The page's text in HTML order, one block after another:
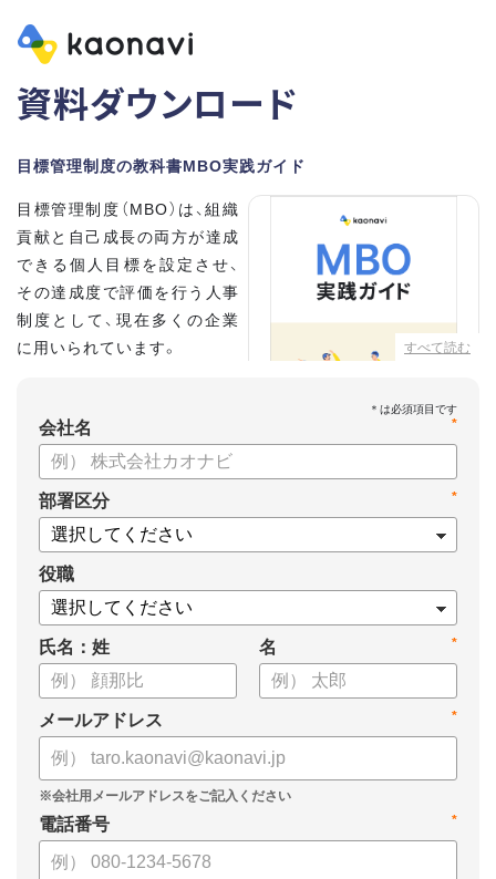
資料ダウンロード
目標管理制度の教科書MBO実践ガイド
すべて読む
目標管理制度（MBO）は、組織
貢献と自己成長の両方が達成
できる個人目標を設定させ、
その達成度で評価を行う人事
制度として、現在多くの企業
に用いられています。
・目標設定で意識する5つのポ
イント
・目標管理制度のメリット、デメリット
・もっと効果的に運用する3つのポイント
・目標管理制度がうまくいかない4つの理由
についてまとめましたので、ぜひお役立てください。
*
会社名
*
部署区分
役職
氏名：姓 *
名
*
メールアドレス
*
電話番号